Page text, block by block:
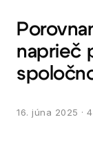
naprieč
16. júna 2025 ·